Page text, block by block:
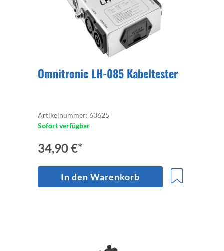
Omnitronic LH-085 Kabeltester
Artikelnummer: 63625
Sofort verfügbar
34,90 €*
In den Warenkorb